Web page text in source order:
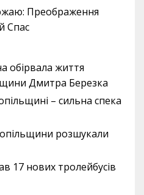
Преображення
Спас
обірвала життя
Дмитра Березка
– сильна спека
розшукали
17 нових тролейбусів